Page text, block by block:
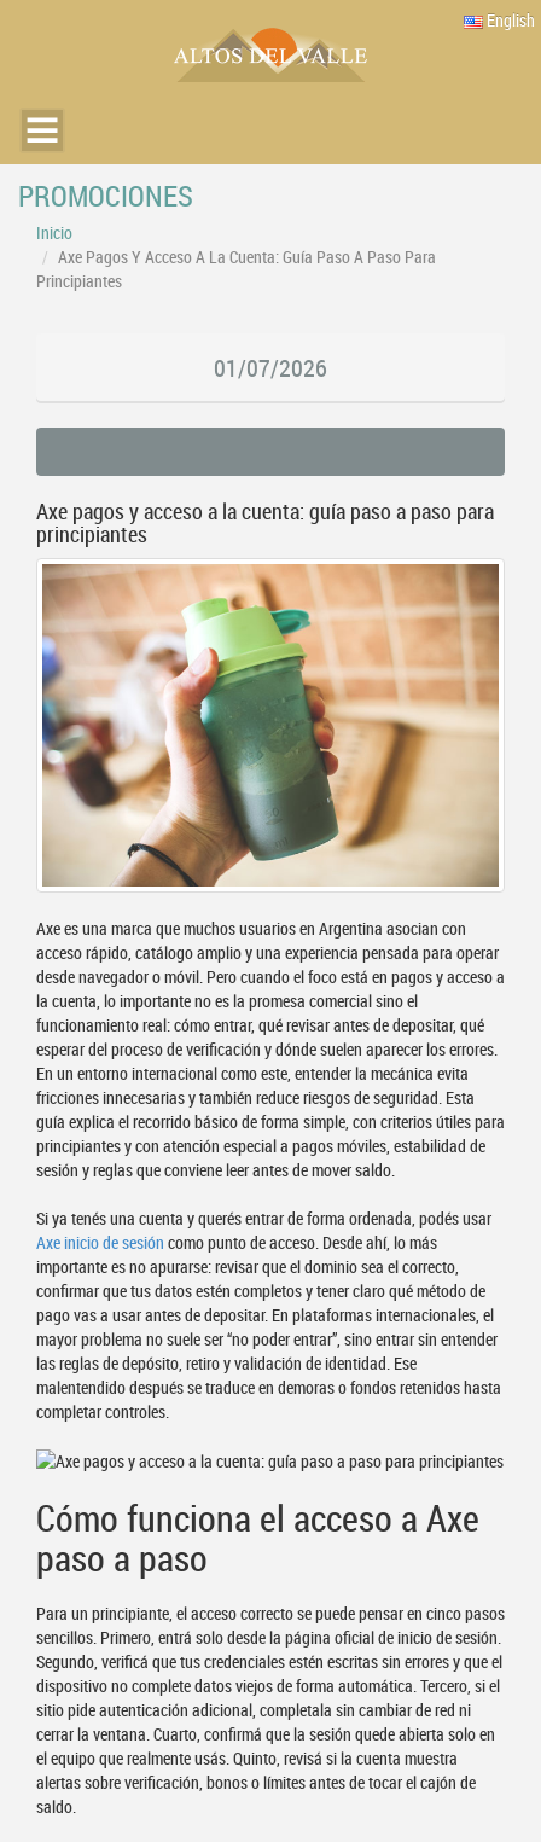
English
PROMOCIONES
Inicio
Axe Pagos Y Acceso A La Cuenta: Guía Paso A Paso Para
Principiantes
01/07/2026
Axe pagos y acceso a la cuenta: guía paso a paso para
principiantes
Axe es una marca que muchos usuarios en Argentina asocian con
acceso rápido, catálogo amplio y una experiencia pensada para operar
desde navegador o móvil. Pero cuando el foco está en pagos y acceso a
la cuenta, lo importante no es la promesa comercial sino el
funcionamiento real: cómo entrar, qué revisar antes de depositar, qué
esperar del proceso de verificación y dónde suelen aparecer los errores.
En un entorno internacional como este, entender la mecánica evita
fricciones innecesarias y también reduce riesgos de seguridad. Esta
guía explica el recorrido básico de forma simple, con criterios útiles para
principiantes y con atención especial a pagos móviles, estabilidad de
sesión y reglas que conviene leer antes de mover saldo.
Si ya tenés una cuenta y querés entrar de forma ordenada, podés usar
Axe inicio de sesión como punto de acceso. Desde ahí, lo más
importante es no apurarse: revisar que el dominio sea el correcto,
confirmar que tus datos estén completos y tener claro qué método de
pago vas a usar antes de depositar. En plataformas internacionales, el
mayor problema no suele ser “no poder entrar”, sino entrar sin entender
las reglas de depósito, retiro y validación de identidad. Ese
malentendido después se traduce en demoras o fondos retenidos hasta
completar controles.
Cómo funciona el acceso a Axe
paso a paso
Para un principiante, el acceso correcto se puede pensar en cinco pasos
sencillos. Primero, entrá solo desde la página oficial de inicio de sesión.
Segundo, verificá que tus credenciales estén escritas sin errores y que el
dispositivo no complete datos viejos de forma automática. Tercero, si el
sitio pide autenticación adicional, completala sin cambiar de red ni
cerrar la ventana. Cuarto, confirmá que la sesión quede abierta solo en
el equipo que realmente usás. Quinto, revisá si la cuenta muestra
alertas sobre verificación, bonos o límites antes de tocar el cajón de
saldo.